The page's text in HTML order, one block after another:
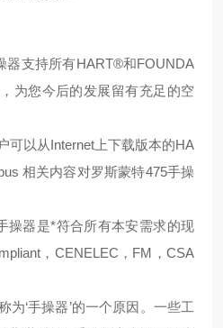
器支持所有HART®和FOUNDA
为您今后的发展留有充足的空
可以从Internet上下载版本的HA
相关内容对罗斯蒙特475手操
操器是*符合所有本安需求的现
， CENELEC ， FM ，CSA
为‘手操器’的一个原因。一些工